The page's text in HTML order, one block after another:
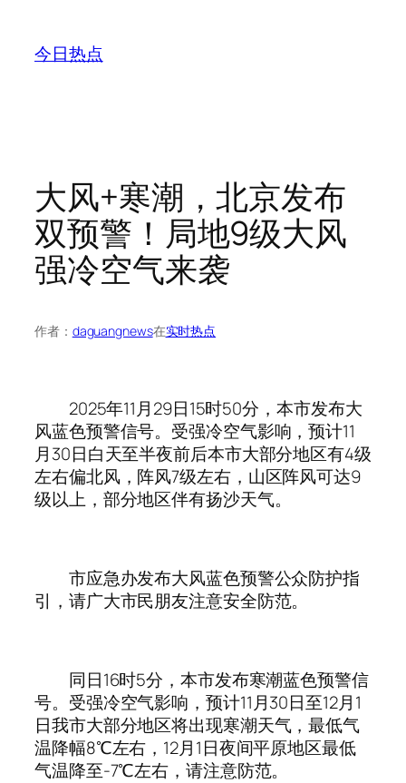
今日热点
大风+寒潮，北京发布
双预警！局地9级大风
强冷空气来袭
作者： daguangnews在实时热点
2025年11月29日15时50分，本市发布大
风蓝色预警信号。受强冷空气影响，预计11
月30日白天至半夜前后本市大部分地区有4级
左右偏北风，阵风7级左右，山区阵风可达9
级以上，部分地区伴有扬沙天气。
市应急办发布大风蓝色预警公众防护指
引，请广大市民朋友注意安全防范。
同日16时5分，本市发布寒潮蓝色预警信
号。受强冷空气影响，预计11月30日至12月1
日我市大部分地区将出现寒潮天气，最低气
温降幅8℃左右，12月1日夜间平原地区最低
气温降至-7℃左右，请注意防范。